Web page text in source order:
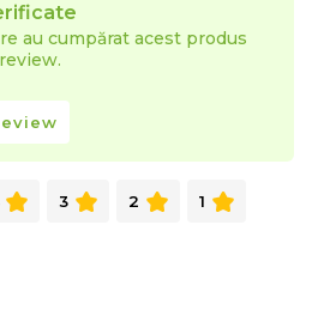
au cumpărat acest produs
3 2 1